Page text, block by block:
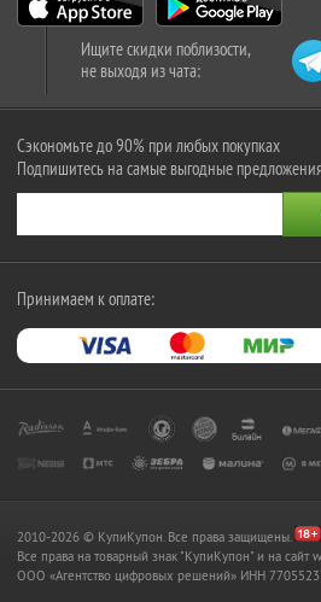
Ищите скидки поблизости,
не выходя из чата:
Сэкономьте до 90% при любых покупках
Подпишитесь на самые выгодные предложения
Принимаем к оплате:
2010-2026 © КупиКупон. Все права защищены.
Все права на товарный знак "КупиКупон" и на сайт
OOO «Агентство цифровых решений» ИНН